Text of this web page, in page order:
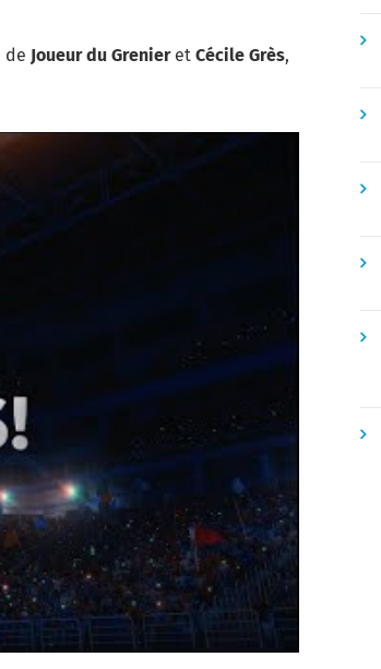
de Joueur du Grenier et Cécile Grès,